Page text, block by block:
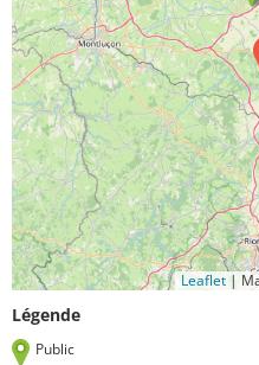
Leaflet |
Légende
Public